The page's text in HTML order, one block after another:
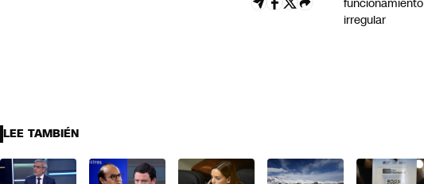
funcionamiento
irregular
LEE TAMBIÉN